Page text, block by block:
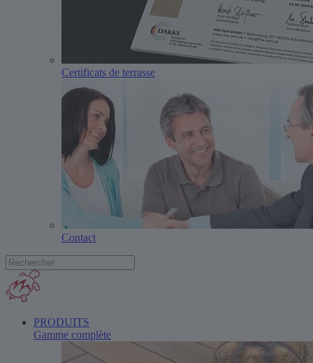
Certificats de terrasse
Contact
PRODUITS
Gamme complète